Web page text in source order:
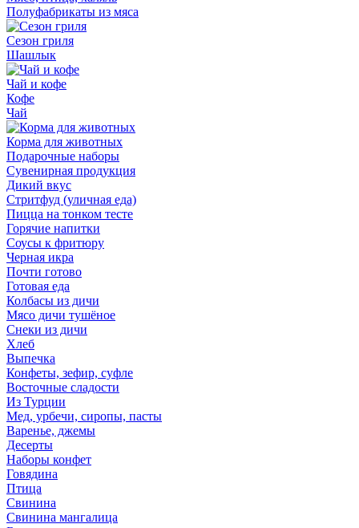
Полуфабрикаты из мяса
Сезон гриля
Шашлык
Чай и кофе
Кофе
Чай
Корма для животных
Подарочные наборы
Сувенирная продукция
Дикий вкус
Стритфуд (уличная еда)
Пицца на тонком тесте
Горячие напитки
Соусы к фритюру
Черная икра
Почти готово
Готовая еда
Колбасы из дичи
Мясо дичи тушёное
Снеки из дичи
Хлеб
Выпечка
Конфеты, зефир, суфле
Восточные сладости
Из Турции
Мед, урбечи, сиропы, пасты
Варенье, джемы
Десерты
Наборы конфет
Говядина
Птица
Свинина
Свинина мангалица